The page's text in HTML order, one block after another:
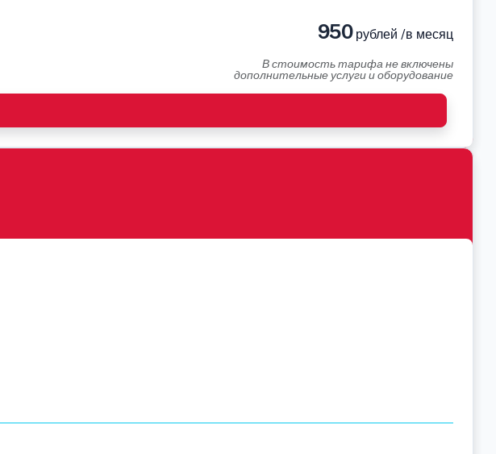
950рублей /в месяц
В стоимость тарифа не включены
дополнительные услуги и оборудование